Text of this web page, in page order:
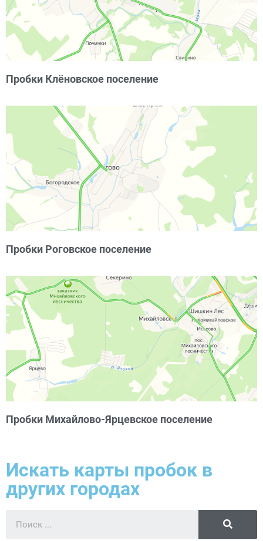
Пробки Клёновское поселение
Пробки Роговское поселение
Пробки Михайлово-Ярцевское поселение
Искать карты пробок в
других городах